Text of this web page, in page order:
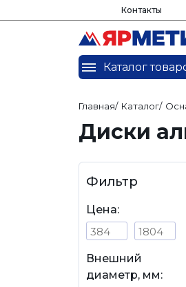
Контакты
Каталог
Главная/ Каталог/
Диски
Фильтр
Цена:
Внешний
диаметр, мм: